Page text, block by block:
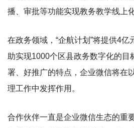
播、审批等功能实现教务教学线上化
在政务领域，“企航计划”将提供4
助实现1000个区县政务数字化的目
署、好推广的特点，企业微信将在
理工作中发挥作用。
合作伙伴一直是企业微信生态的重